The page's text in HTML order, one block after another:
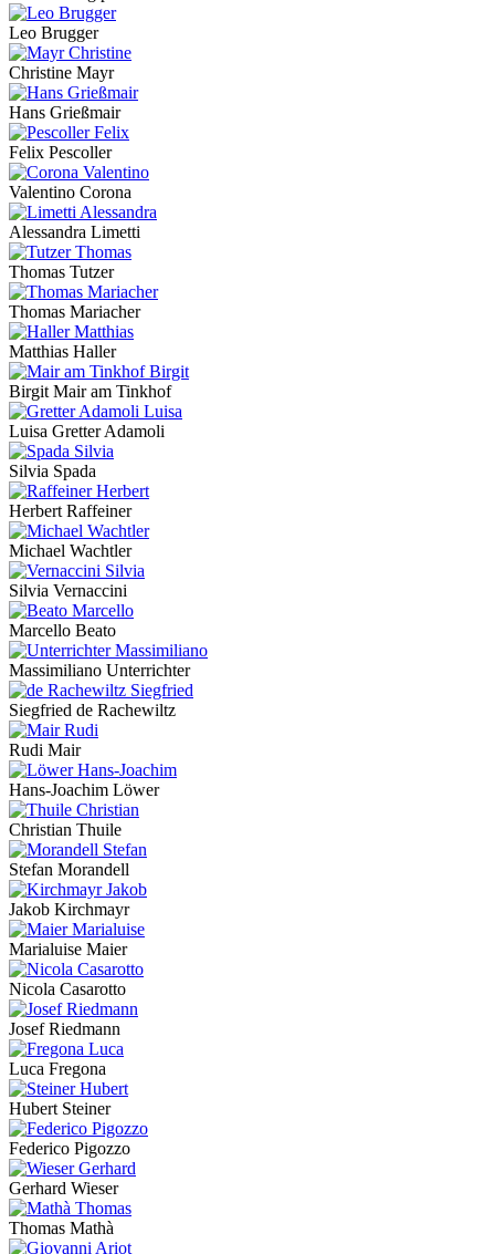
Leo Brugger
Christine Mayr
Hans Grießmair
Felix Pescoller
Valentino Corona
Alessandra Limetti
Thomas Tutzer
Thomas Mariacher
Matthias Haller
Birgit Mair am Tinkhof
Luisa Gretter Adamoli
Silvia Spada
Herbert Raffeiner
Michael Wachtler
Silvia Vernaccini
Marcello Beato
Massimiliano Unterrichter
Siegfried de Rachewiltz
Rudi Mair
Hans-Joachim Löwer
Christian Thuile
Stefan Morandell
Jakob Kirchmayr
Marialuise Maier
Nicola Casarotto
Josef Riedmann
Luca Fregona
Hubert Steiner
Federico Pigozzo
Gerhard Wieser
Thomas Mathà